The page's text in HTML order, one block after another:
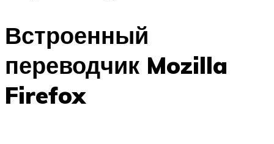
Встроенный
переводчик Mozilla
Firefox